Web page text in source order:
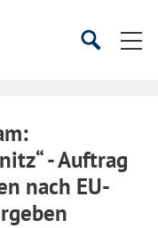
SucheSuche
- Auftrag
nach EU-